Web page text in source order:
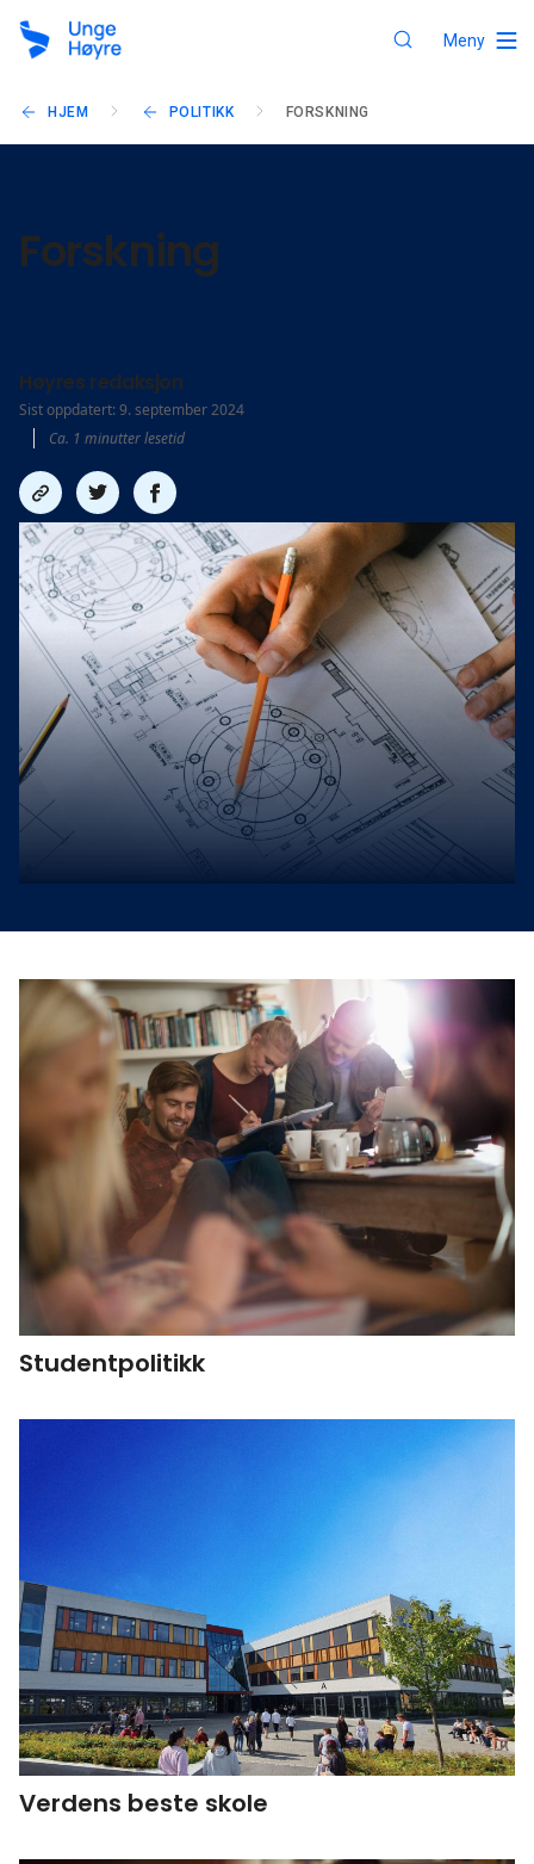
Meny
HJEM POLITIKK FORSKNING
Forskning
Høyres redaksjon
Sist oppdatert: 9. september 2024
Ca. 1 minutter lesetid
Del
link
Del
på
twitter
Del
på
facebook
Studentpolitikk
Verdens beste skole